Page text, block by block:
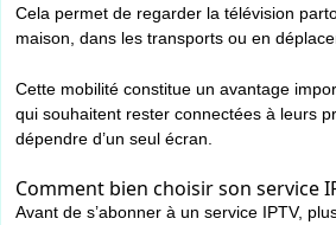
Cela permet de regarder la télévision
maison, dans les transports ou en
Cette mobilité constitue un avantage
qui souhaitent rester connectées à leurs
dépendre d’un seul écran.
Comment bien choisir son service
Avant de s’abonner à un service IPTV,